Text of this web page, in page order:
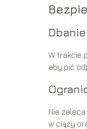
W trakcie
aby pić
Nie
w ciąży